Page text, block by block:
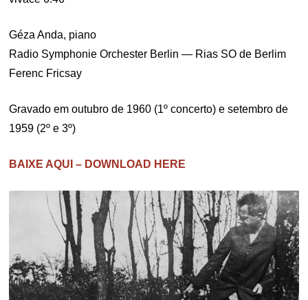
Géza Anda, piano
Radio Symphonie Orchester Berlin — Rias SO de Berlim
Ferenc Fricsay
Gravado em outubro de 1960 (1º concerto) e setembro de
1959 (2º e 3º)
BAIXE AQUI – DOWNLOAD HERE